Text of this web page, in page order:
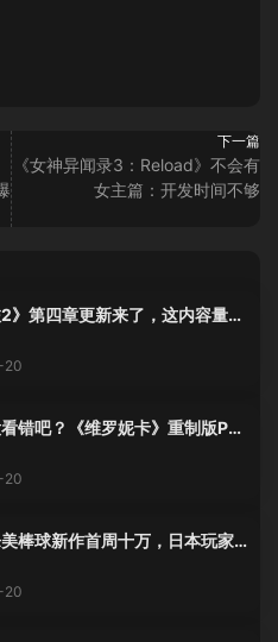
下一篇
《女神异闻录3：Reload》不会有
女主篇：开发时间不够
2》第四章更新来了，这内容量感
20
错吧？《维罗妮卡》重制版PS
20
棒球新作首周十万，日本玩家
20